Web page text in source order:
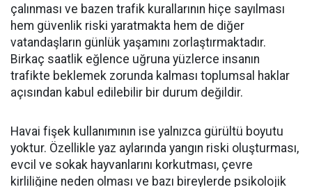
çalınması ve bazen trafik kurallarının hiçe sayılması
hem güvenlik riski yaratmakta hem de diğer
vatandaşların günlük yaşamını zorlaştırmaktadır.
Birkaç saatlik eğlence uğruna yüzlerce insanın
trafikte beklemek zorunda kalması toplumsal haklar
açısından kabul edilebilir bir durum değildir.
Havai fişek kullanımının ise yalnızca gürültü boyutu
yoktur. Özellikle yaz aylarında yangın riski oluşturması,
evcil ve sokak hayvanlarını korkutması, çevre
kirliliğine neden olması ve bazı bireylerde psikolojik